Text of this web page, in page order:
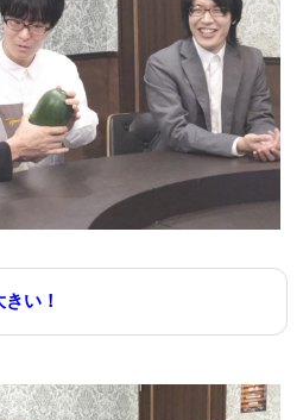
い！